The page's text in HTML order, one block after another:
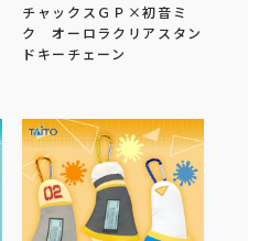
チャックスＧＰ×初音ミ
ク オーロラクリアスタン
ドキーチェーン